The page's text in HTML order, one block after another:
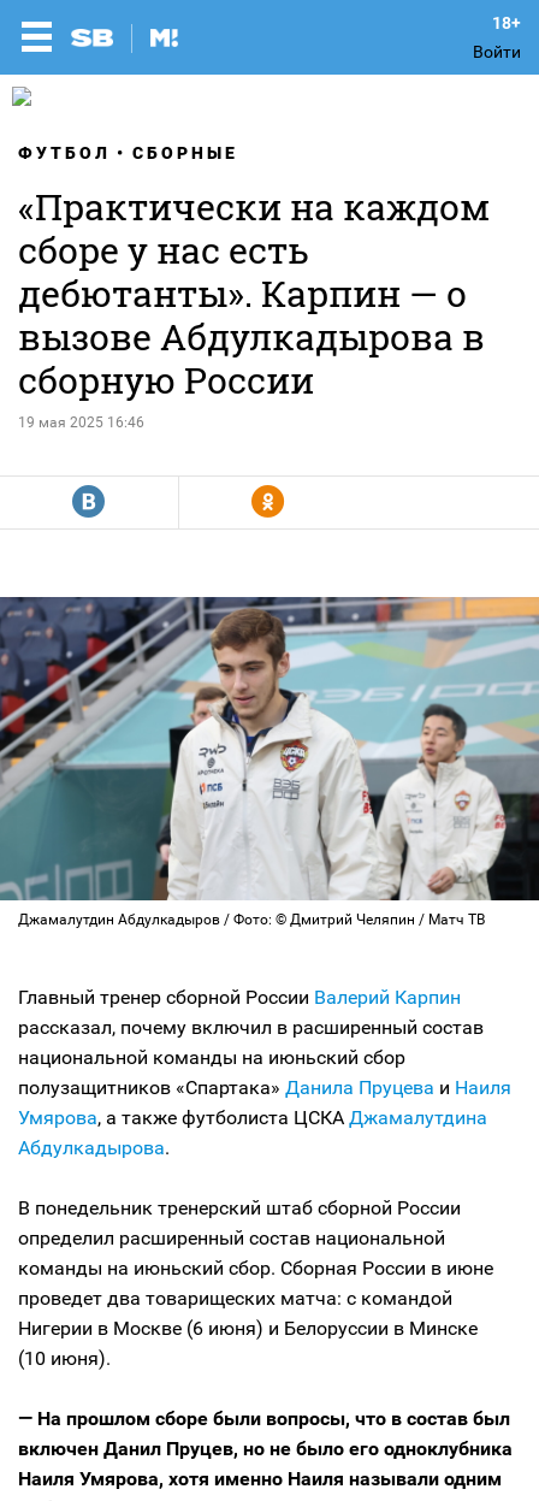
Войти
ФУТБОЛ СБОРНЫЕ
«Практически на каждом
сборе у нас есть
дебютанты». Карпин — о
вызове Абдулкадырова в
сборную России
19 мая 2025 16:46
R Y
Джамалутдин Абдулкадыров / Фото: © Дмитрий Челяпин / Матч ТВ
Главный тренер сборной России Валерий Карпин
рассказал, почему включил в расширенный состав
национальной команды на июньский сбор
полузащитников «Спартака» Данила Пруцева и Наиля
Умярова, а также футболиста ЦСКА Джамалутдина
Абдулкадырова.
В понедельник тренерский штаб сборной России
определил расширенный состав национальной
команды на июньский сбор. Сборная России в июне
проведет два товарищеских матча: с командой
Нигерии в Москве (6 июня) и Белоруссии в Минске
(10 июня).
— На прошлом сборе были вопросы, что в состав был
включен Данил Пруцев, но не было его одноклубника
Наиля Умярова, хотя именно Наиля называли одним